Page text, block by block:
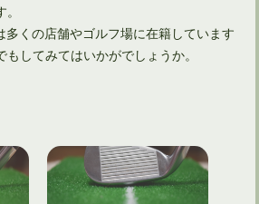
くの店舗やゴルフ場に在籍しています
してみてはいかがでしょうか。